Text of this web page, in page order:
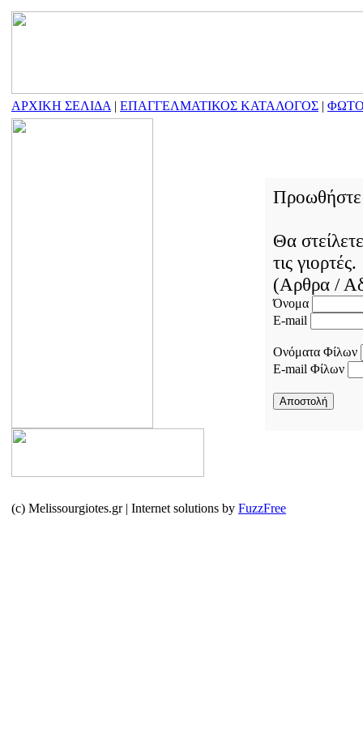
ΑΡΧΙΚΗ ΣΕΛΙΔΑ | ΕΠΑΓΓΕΛΜΑΤΙΚΟΣ ΚΑΤΑΛΟΓΟΣ |
Προωθήστε
Θα
τις γιορτές.
(Αρθρα /
Όνομα
E-mail
Ονόματα Φίλων
E-mail Φίλων
(c) Melissourgiotes.gr | Internet solutions by FuzzFree